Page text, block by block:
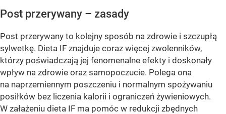
Post przerywany – zasady
Post przerywany to kolejny sposób na zdrowie i szczupłą
sylwetkę. Dieta IF znajduje coraz więcej zwolenników,
którzy poświadczają jej fenomenalne efekty i doskonały
wpływ na zdrowie oraz samopoczucie. Polega ona
na naprzemiennym poszczeniu i normalnym spożywaniu
posiłków bez liczenia kalorii i ograniczeń żywieniowych.
W załażeniu dieta IF ma pomóc w redukcji zbędnych